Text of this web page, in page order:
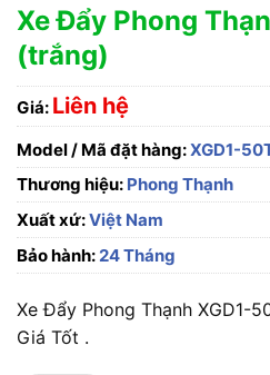
Xe Đẩy Phong
(trắng)
Giá: Liên hệ
Model / Mã đặt hàng:XGD1-
Thương hiệu: Phong Thạnh
Xuất xứ:Việt Nam
Bảo hành: 24 Tháng
Xe Đẩy Phong Thạnh XGD1-
Giá Tốt .